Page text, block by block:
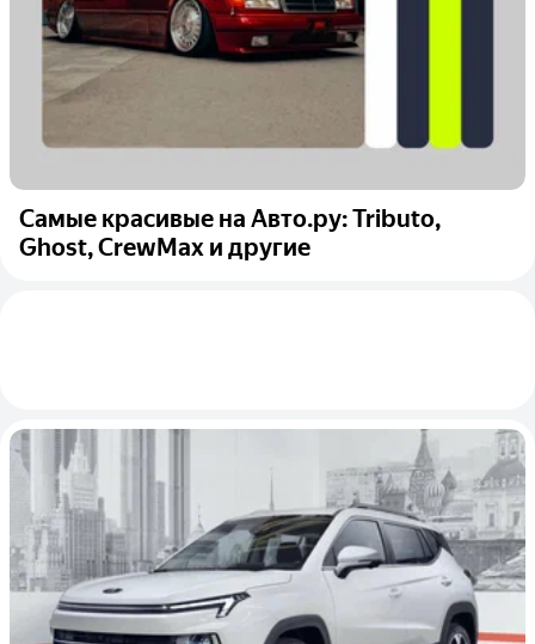
Самые красивые на Авто.ру: Tributo,
Ghost, CrewMax и другие